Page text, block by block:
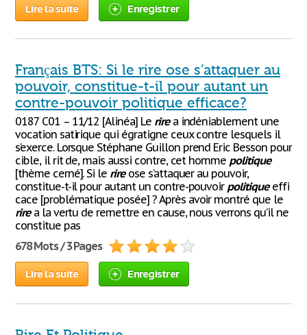
Lire la suite Enregistrer
Français BTS: Si le rire ose s’attaquer au
pouvoir, constitue-t-il pour autant un
contre-pouvoir politique efficace?
0187 C01 – 11/12 [Alinéa] Le rirea indéniablement une
vocation satirique qui égratigne ceux contre lesquels il
s’exerce. Lorsque Stéphane Guillon prend Eric Besson pour
cible, il rit de, mais aussi contre, cet homme politique
[thème cerné]. Si le rireose s’attaquer au pouvoir,
constitue-t-il pour autant un contre-pouvoir politiqueeffi
cace [problématique posée] ? Après avoir montré que le
rirea la vertu de remettre en cause, nous verrons qu’il ne
constitue pas
678 Mots / 3 Pages
Lire la suite Enregistrer